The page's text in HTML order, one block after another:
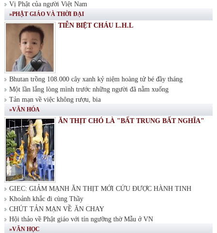
Vị Phật của người Việt Nam
»PHẬT GIÁO VÀ THỜI ĐẠI
TIỄN BIỆT CHÁU L.H.L
Bhutan trồng 108.000 cây xanh kỷ niệm hoàng tử bé đầy tháng
Một lần lắng lòng mình trước những người đã nằm xuống
Tản mạn về việc không rượu, bia
»VĂN HÓA
ĂN THỊT CHÓ LÀ "BẤT TRUNG BẤT NGHĨA"
GIEC: GIẢM MẠNH ĂN THỊT MỚI CỨU ĐƯỢC HÀNH TINH
Khoảnh khắc đi cùng Thầy
CHÚT TẢN MẠN VỀ ĂN CHAY
Hội thảo về Phật giáo với tín ngưỡng thờ Mẫu ở VN
»VĂN HỌC